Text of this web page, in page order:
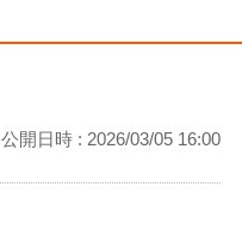
公開日時 : 2026/03/05 16:00